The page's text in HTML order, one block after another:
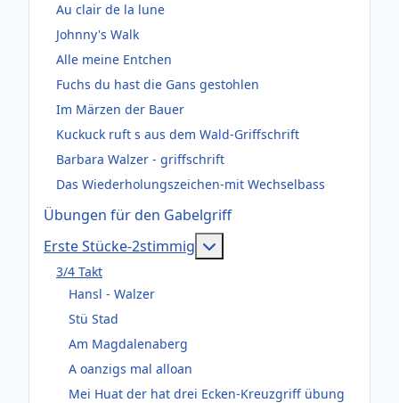
Au clair de la lune
Johnny's Walk
Alle meine Entchen
Fuchs du hast die Gans gestohlen
Im Märzen der Bauer
Kuckuck ruft s aus dem Wald-Griffschrift
Barbara Walzer - griffschrift
Das Wiederholungszeichen-mit Wechselbass
Übungen für den Gabelgriff
Erste Stücke-2stimmig
3/4 Takt
Hansl - Walzer
Stü Stad
Am Magdalenaberg
A oanzigs mal alloan
Mei Huat der hat drei Ecken-Kreuzgriff übung